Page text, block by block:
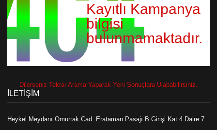
Kayıtlı Kampanya
bilgisi
bulunmamaktadır.
Dilerseniz Tekrar Arama Yaparak Yeni Sonuçlara Ulaþabilirsiniz.
İLETİŞİM
Heykel Meydanı Omurtak Cad. Erataman Pasajı B Girişi Kat:4 Daire:7